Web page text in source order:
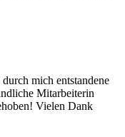
mich entstandene
Mitarbeiterin
Vielen Dank